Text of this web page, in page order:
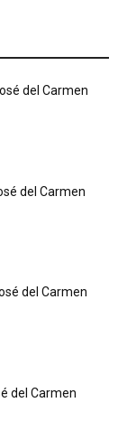
del Carmen
del Carmen
del Carmen
del Carmen